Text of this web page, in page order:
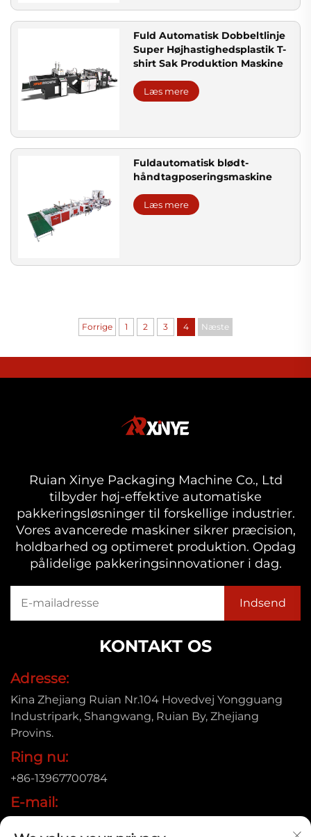
Fuld Automatisk Dobbeltlinje
Super Højhastighedsplastik T-
shirt Sak Produktion Maskine
Læs mere
Fuldautomatisk blødt-
håndtagposeringsmaskine
Læs mere
Forrige 1 2 3 4 Næste
Ruian Xinye Packaging Machine Co., Ltd
tilbyder høj-effektive automatiske
pakkeringsløsninger til forskellige industrier.
Vores avancerede maskiner sikrer præcision,
holdbarhed og optimeret produktion. Opdag
pålidelige pakkeringsinnovationer i dag.
KONTAKT OS
Adresse:
Kina Zhejiang Ruian Nr.104 Hovedvej Yongguang
Industripark, Shangwang, Ruian By, Zhejiang
Provins.
Ring nu:
+86-13967700784
E-mail: